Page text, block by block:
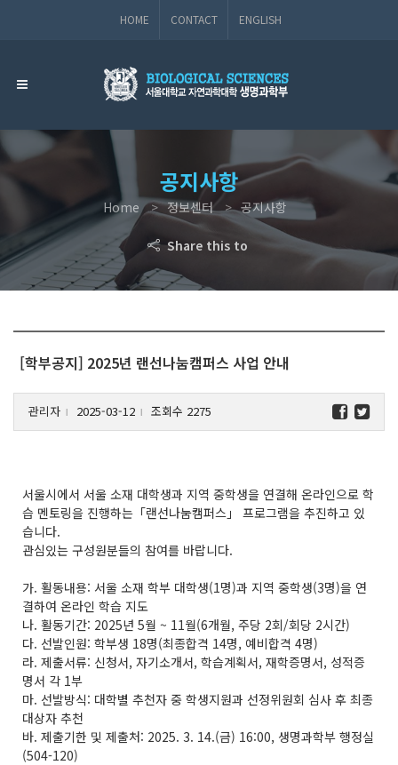
HOME CONTACT ENGLISH
공지사항
Home 정보센터 공지사항
Share this to
[학부공지] 2025년 랜선나눔캠퍼스 사업 안내
관리자 l 2025-03-12 l 조회수 2275
서울시에서 서울 소재 대학생과 지역 중학생을 연결해 온라인으로 학
습 멘토링을 진행하는「랜선나눔캠퍼스」 프로그램을 추진하고 있
습니다.
관심있는 구성원분들의 참여를 바랍니다.
가. 활동내용: 서울 소재 학부 대학생(1명)과 지역 중학생(3명)을 연
결하여 온라인 학습 지도
나. 활동기간: 2025년 5월 ~ 11월(6개월, 주당 2회/회당 2시간)
다. 선발인원: 학부생 18명(최종합격 14명, 예비합격 4명)
라. 제출서류: 신청서, 자기소개서, 학습계획서, 재학증명서, 성적증
명서 각 1부
마. 선발방식: 대학별 추천자 중 학생지원과 선정위원회 심사 후 최종
대상자 추천
바. 제출기한 및 제출처: 2025. 3. 14.(금) 16:00, 생명과학부 행정실
(504-120)